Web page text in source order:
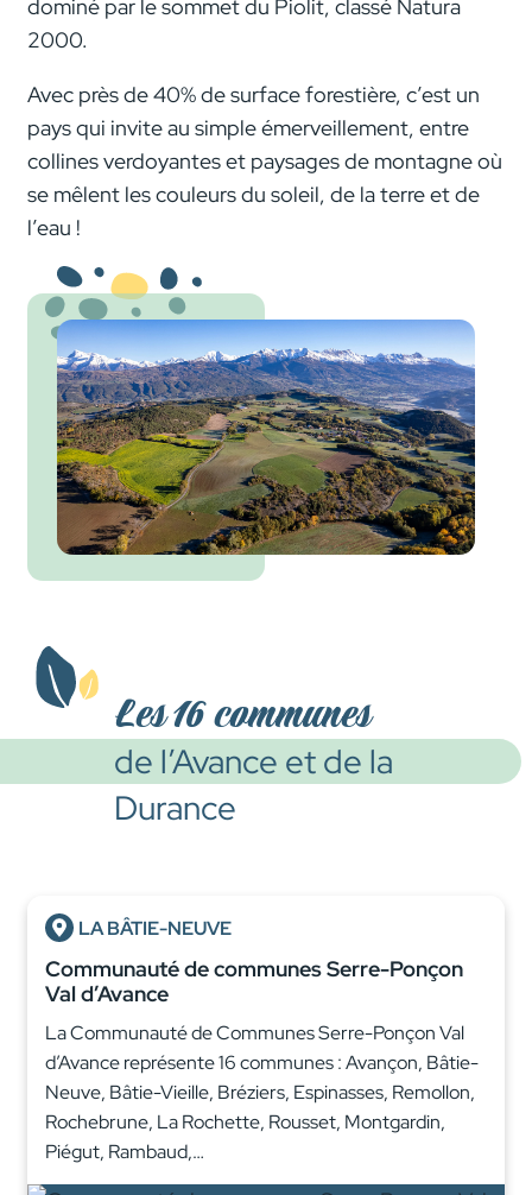
dominé par le sommet du Piolit, classé Natura
2000.
Avec près de 40% de surface forestière, c’est un
pays qui invite au simple émerveillement, entre
collines verdoyantes et paysages de montagne où
se mêlent les couleurs du soleil, de la terre et de
l’eau !
Les 16 communes
de l’Avance et de la
Durance
LA BÂTIE-NEUVE
Communauté de communes Serre-Ponçon
Val d’Avance
La Communauté de Communes Serre-Ponçon Val
d’Avance représente 16 communes : Avançon, Bâtie-
Neuve, Bâtie-Vieille, Bréziers, Espinasses, Remollon,
Rochebrune, La Rochette, Rousset, Montgardin,
Piégut, Rambaud,…